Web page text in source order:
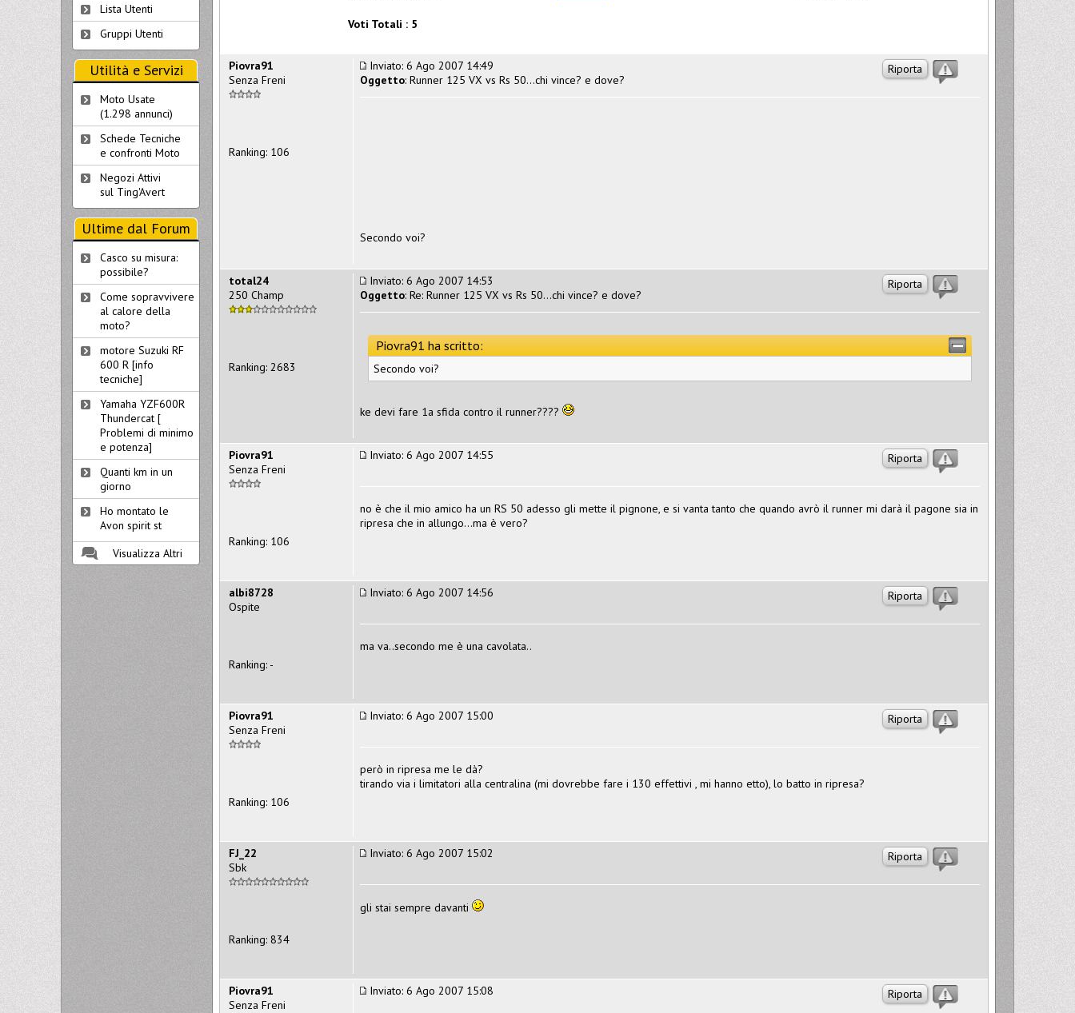
Voti Totali : 5
Riporta
Inviato: 6 Ago 2007 14:49
Oggetto: Runner 125 VX vs Rs 50...chi vince? e dove?
Secondo voi?
Piovra91
Senza Freni
Ranking: 106
Riporta
Inviato: 6 Ago 2007 14:53
Oggetto: Re: Runner 125 VX vs Rs 50...chi vince? e dove?
Piovra91 ha scritto:
Secondo voi?
ke devi fare 1a sfida contro il runner????
total24
250 Champ
Ranking: 2683
Riporta
Inviato: 6 Ago 2007 14:55
no è che il mio amico ha un RS 50 adesso gli mette il pignone, e si vanta tanto che quando avrò il runner mi darà il pagone sia in
ripresa che in allungo...ma è vero?
Piovra91
Senza Freni
Ranking: 106
Riporta
Inviato: 6 Ago 2007 14:56
ma va..secondo me è una cavolata..
albi8728
Ospite
Ranking: -
Riporta
Inviato: 6 Ago 2007 15:00
però in ripresa me le dà?
tirando via i limitatori alla centralina (mi dovrebbe fare i 130 effettivi , mi hanno etto), lo batto in ripresa?
Piovra91
Senza Freni
Ranking: 106
Riporta
Inviato: 6 Ago 2007 15:02
gli stai sempre davanti
FJ_22
Sbk
Ranking: 834
Riporta
Inviato: 6 Ago 2007 15:08
Piovra91
Senza Freni
Lista Utenti
Gruppi Utenti
Utilità e Servizi
Moto Usate
(1.298 annunci)
Schede Tecniche
e confronti Moto
Negozi Attivi
sul Ting'Avert
Ultime dal Forum
Casco su misura:
possibile?
Come sopravvivere
al calore della
moto?
motore Suzuki RF
600 R [info
tecniche]
Yamaha YZF600R
Thundercat [
Problemi di minimo
e potenza]
Quanti km in un
giorno
Ho montato le
Avon spirit st
Visualizza Altri